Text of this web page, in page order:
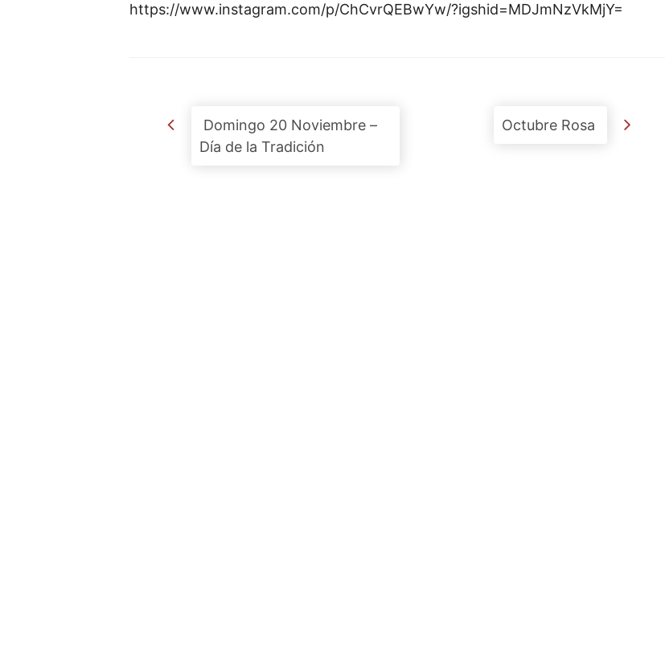
https://www.instagram.com/p/ChCvrQEBwYw/?igshid=MDJmNzVkMjY=
Post navigation
Domingo 20 Noviembre –
Día de la Tradición
Octubre Rosa